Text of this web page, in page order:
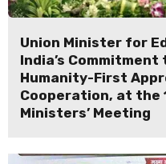
Union Minister for
India’s
Humanity-First
Cooperation, at the
Ministers’ Meeting